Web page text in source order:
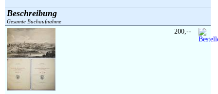
Widerruf
Über uns
Aktuelle Kataloge
Kontakt
Ankauf
Links
Impressum
Beschreibung
Gesamte Buchaufnahme
200,--